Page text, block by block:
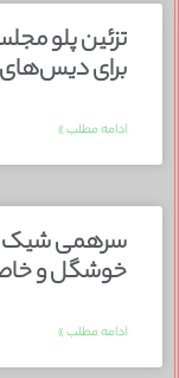
برای دیس‌های
ادامه مطلب »
خوشگل و
ادامه مطلب »